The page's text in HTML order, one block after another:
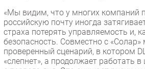
«Мы видим, что у многих компаний
российскую почту иногда
страха потерять управляемость и,
безопасность. Совместно с
проверенный сценарий, в котором
«слепнет», а продолжает работать